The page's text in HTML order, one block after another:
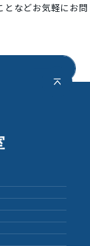
となどお気軽にお問